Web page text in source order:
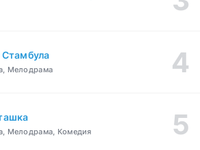
Мелодрама
Мелодрама, Комедия